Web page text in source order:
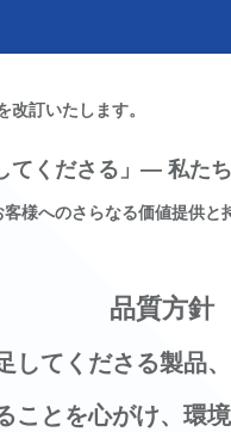
訂いたします。
てくださる」― 私た
様へのさらなる価値提供
品質方針
してくださる製品
ことを心がけ、環